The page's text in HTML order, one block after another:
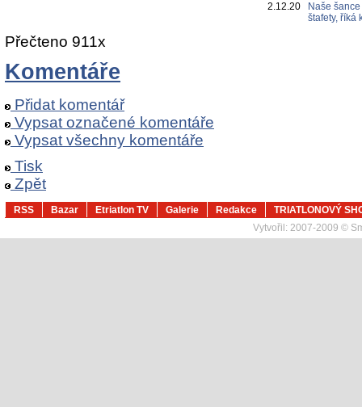
2.12.20
Naše
štafety, říká
Přečteno 911x
Komentáře
Přidat komentář
Vypsat označené komentáře
Vypsat všechny komentáře
Tisk
Zpět
RSS Bazar Etriatlon TV Galerie Redakce
TRIATLONOVÝ
Vytvořil: 2007-2009 ©